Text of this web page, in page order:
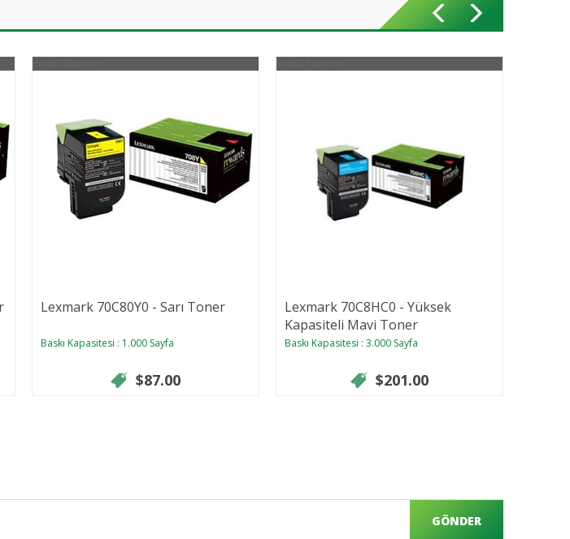
Lexmark 70C80Y0 - Sarı Toner
Baskı Kapasitesi : 1.000 Sayfa
$87.00
Lexmark 70C8HC0 - Yüksek
Kapasiteli Mavi Toner
Baskı Kapasitesi : 3.000 Sayfa
$201.00
GÖNDER